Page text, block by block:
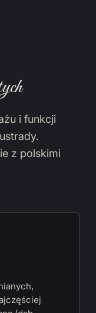
i funkcji
z polskimi